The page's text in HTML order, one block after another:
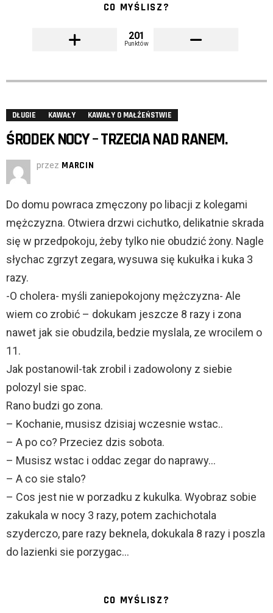
CO MYŚLISZ?
201
Punktów
DŁUGIE KAWAŁY KAWAŁY O MAŁŻEŃSTWIE
ŚRODEK NOCY – TRZECIA NAD RANEM.
przez MARCIN
Do domu powraca zmęczony po libacji z kolegami
mężczyzna. Otwiera drzwi cichutko, delikatnie skrada
się w przedpokoju, żeby tylko nie obudzić żony. Nagle
słychac zgrzyt zegara, wysuwa się kukułka i kuka 3
razy.
-O cholera- myśli zaniepokojony mężczyzna- Ale
wiem co zrobić – dokukam jeszcze 8 razy i zona
nawet jak sie obudzila, bedzie myslala, ze wrocilem o
11.
Jak postanowil-tak zrobil i zadowolony z siebie
polozyl sie spac.
Rano budzi go zona.
– Kochanie, musisz dzisiaj wczesnie wstac..
– A po co? Przeciez dzis sobota.
– Musisz wstac i oddac zegar do naprawy…
– A co sie stalo?
– Cos jest nie w porzadku z kukulka. Wyobraz sobie
zakukala w nocy 3 razy, potem zachichotala
szyderczo, pare razy beknela, dokukala 8 razy i poszla
do lazienki sie porzygac…
CO MYŚLISZ?